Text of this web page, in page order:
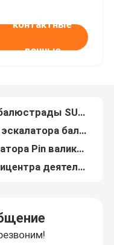
контактные
данные
тип ролик эпицентра деятельности запасной части эскалатора 76.2x22d с носить 6204
Тип ролик эпицентра деятельности запасной части 76.2x22 эскалатора PA с носить 6205
Анти- эскалатор 76.2x22 шага ролика Pin валика роликовой цепи 20 шага гидролиза
Валик роликовой цепи шага запасной части эскалатора 76.2x22 Pin 19,1 с подшипником скольжения